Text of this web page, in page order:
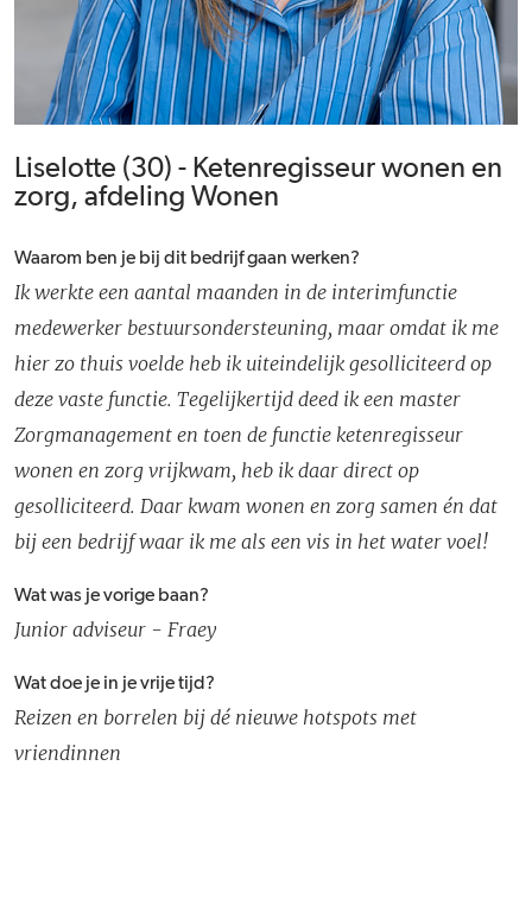
Liselotte (30) - Ketenregisseur wonen en
zorg, afdeling Wonen
Waarom ben je bij dit bedrijf gaan werken?
Ik werkte een aantal maanden in de interimfunctie
medewerker bestuursondersteuning, maar omdat ik me
hier zo thuis voelde heb ik uiteindelijk gesolliciteerd op
deze vaste functie. Tegelijkertijd deed ik een master
Zorgmanagement en toen de functie ketenregisseur
wonen en zorg vrijkwam, heb ik daar direct op
gesolliciteerd. Daar kwam wonen en zorg samen én dat
bij een bedrijf waar ik me als een vis in het water voel!
Wat was je vorige baan?
Junior adviseur - Fraey
Wat doe je in je vrije tijd?
Reizen en borrelen bij dé nieuwe hotspots met
vriendinnen